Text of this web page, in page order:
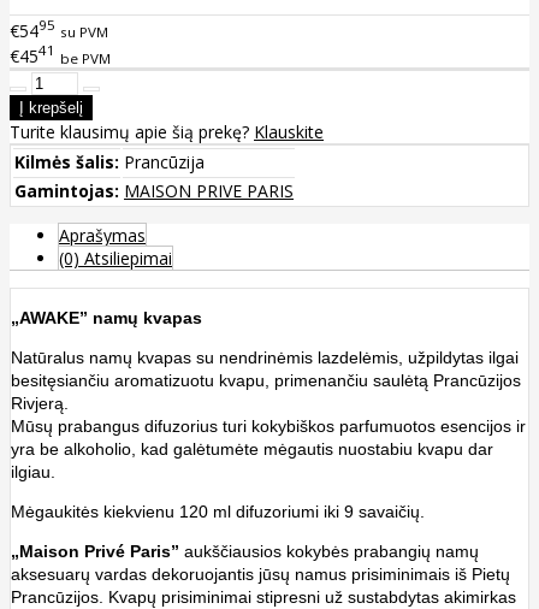
€5495 su PVM
€4541 be PVM
Turite klausimų apie šią prekę? Klauskite
Kilmės šalis: Prancūzija
Gamintojas: MAISON PRIVE PARIS
Aprašymas
(0) Atsiliepimai
„AWAKE” namų kvapas
Natūralus namų kvapas su nendrinėmis lazdelėmis, užpildytas ilgai
besitęsiančiu aromatizuotu kvapu, primenančiu saulėtą Prancūzijos
Rivjerą.
Mūsų prabangus difuzorius turi kokybiškos parfumuotos esencijos ir
yra be alkoholio, kad galėtumėte mėgautis nuostabiu kvapu dar
ilgiau.
Mėgaukitės kiekvienu 120 ml difuzoriumi iki 9 savaičių.
„Maison Privé Paris” aukščiausios kokybės prabangių namų
aksesuarų vardas dekoruojantis jūsų namus prisiminimais iš Pietų
Prancūzijos. Kvapų prisiminimai stipresni už sustabdytas akimirkas